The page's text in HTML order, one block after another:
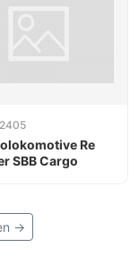
Re
SBB Cargo
→